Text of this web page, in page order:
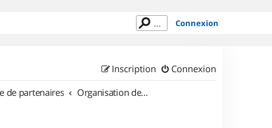
Connexion
Connexion
Inscription
de partenaires Organisation de sorties en région Rhône Alpes